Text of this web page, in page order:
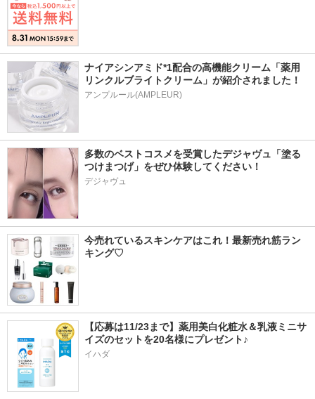
ナイアシンアミド*1配合の高機能クリーム「薬用
リンクルブライトクリーム」が紹介されました！
アンプルール(AMPLEUR)
多数のベストコスメを受賞したデジャヴュ「塗る
つけまつげ」をぜひ体験してください！
デジャヴュ
今売れているスキンケアはこれ！最新売れ筋ラン
キング♡
【応募は11/23まで】薬用美白化粧水＆乳液ミニサ
イズのセットを20名様にプレゼント♪
イハダ